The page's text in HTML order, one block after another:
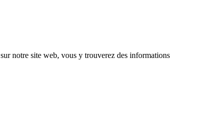
sur notre site web, vous y trouverez des informations